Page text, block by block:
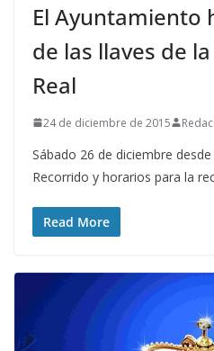
El Ayuntamiento
de las llaves de
Real
24 de diciembre de 2015
Sábado 26 de diciembre
Recorrido y horarios para la
Read More